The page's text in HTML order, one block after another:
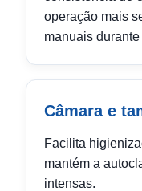
operação mais
manuais
Câmara e
Facilita
mantém a
intensas.